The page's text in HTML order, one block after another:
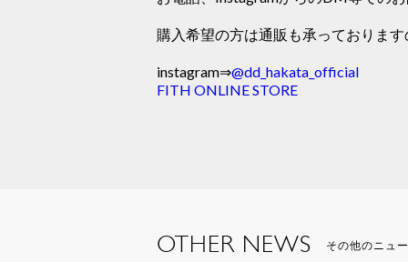
購入希望の方は通販も承っておりま
instagram⇒@dd_hakata_official
FITH ONLINE STORE
OTHER NEWS その他のニュ